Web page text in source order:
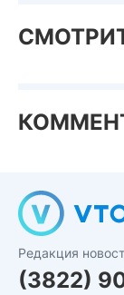
Редакция
(3822)